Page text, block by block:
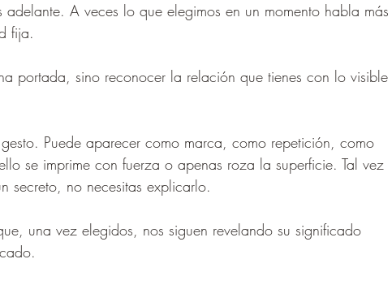
A veces lo que elegimos en un momento habla más
fija.
portada, sino reconocer la relación que tienes con lo visible
Puede aparecer como marca, como repetición, como
se imprime con fuerza o apenas roza la superficie. Tal vez
secreto, no necesitas explicarlo.
una vez elegidos, nos siguen revelando su significado